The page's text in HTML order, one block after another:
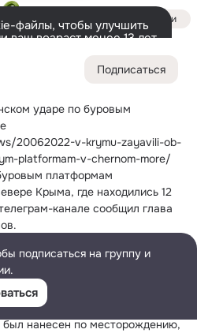
Подписаться
ударе по буровым
20062022-v-krymu-zayavili-ob-
platformam-v-chernom-more/
платформам
Крыма, где находились 12
канале сообщил глава
поисковые работы. «С самого
из Минобороны и ФСБ,
— заявил Аксенов.
уточнила в своем
был нанесен по месторождению,
Войти
файлы, чтобы улучшить
ваш возраст менее 13 лет,
должен ваш законный
информации
подписаться на группу и